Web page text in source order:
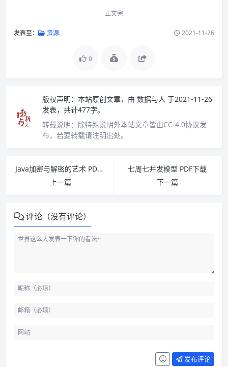
正文完
发表至： 资源 2021-11-26
0
版权声明： 本站原创文章，由 数据与人 于2021-11-26
发表，共计477字。
转载说明： 除特殊说明外本站文章皆由CC-4.0协议发
布，若要转载请注明出处。
Java加密与解密的艺术 PDF下载
上一篇
七周七并发模型 PDF下载
下一篇
评论（没有评论）
发布评论